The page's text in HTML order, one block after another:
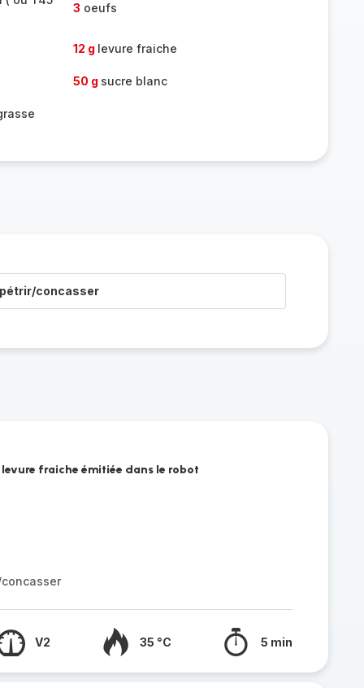
3 oeufs
12 g levure fraiche
50 g sucre blanc
concasser
fraiche émitiée dans le robot
V2 35 °C 5 min